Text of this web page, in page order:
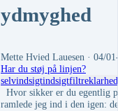
ydmyghed
Mette Hvied Lauesen · 04/
Har du støj på linjen?
selvindsigtindsigtfiltreklarhed
Hvor sikker er du egentlig
ramlede jeg ind i den igen: